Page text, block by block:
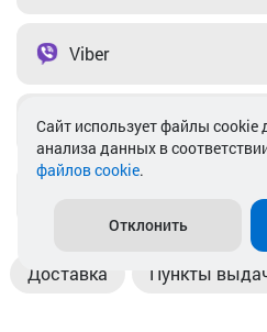
Viber
Telegram
Доставка Пункты
Cайт использует файлы cookie
анализа данных в
файлов cookie.
Отклонить